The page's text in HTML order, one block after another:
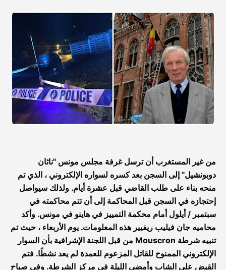
من غير المستغرب أن ترسل غرفة مجلس مونس "ناثان
دوبونشيل" إلى السجن بعد كسره لسواره الإلكتروني ، الذي تم
منحه بناء على طلب القاضي قبل عشرة أيام. ولذلك سيواصل
إحتجازه في السجن قبل المحاكمة إلى أن تتم محاكمته في
سبتمبر / أيلول أمام محكمة التمييز في هاينو في مونس. وأكد
محاميه جان فيليب ريفيير هذه المعلومات. يوم الأربعاء ، حيث تم
تنبيه شرطة Mouscron من قبل اللجنة الإشرافية بأن السوار
الإلكتروني الممنوح للقاتل المزعوم للعمدة لم يعد نشطًا. فتم
القبض على الشاب وأمضى الليلة في مركز الشرطة. وفي صباح